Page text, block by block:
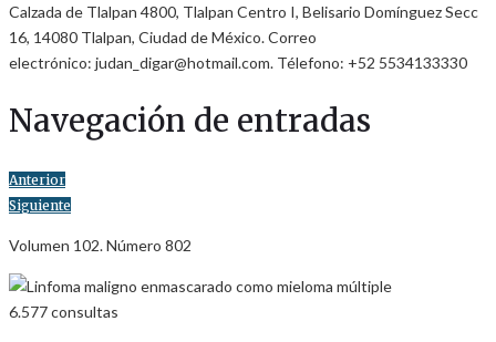
Calzada de Tlalpan 4800, Tlalpan Centro I, Belisario Domínguez Secc
16, 14080 Tlalpan, Ciudad de México. Correo
electrónico: judan_digar@hotmail.com. Télefono: +52 5534133330
Navegación de entradas
Anterior
Siguiente
Volumen 102. Número 802
6.577consultas